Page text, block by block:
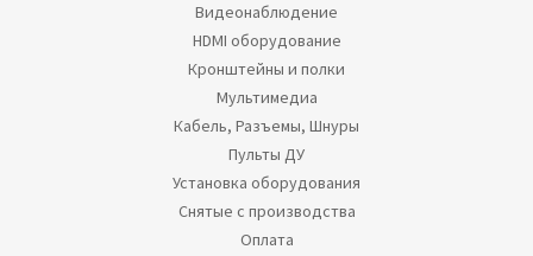
Видеонаблюдение
HDMI оборудование
Кронштейны и полки
Мультимедиа
Кабель, Разъемы, Шнуры
Пульты ДУ
Установка оборудования
Снятые с производства
Оплата